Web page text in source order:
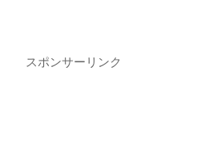
ヴォ）のデメリット デメリット
スポンサーリンク